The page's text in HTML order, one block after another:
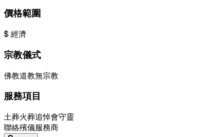
價格範圍
$ 經濟
宗教儀式
佛教道教無宗教
服務項目
土葬火葬追悼會守靈
聯絡殯儀服務商